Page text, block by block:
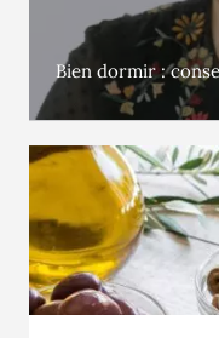
Bien dormir :